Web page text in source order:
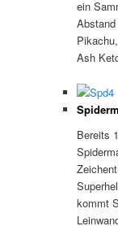
ein
Ash
Bereits
kommt